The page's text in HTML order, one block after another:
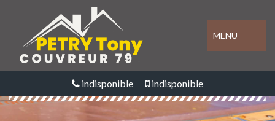
MENU
indisponible indisponible